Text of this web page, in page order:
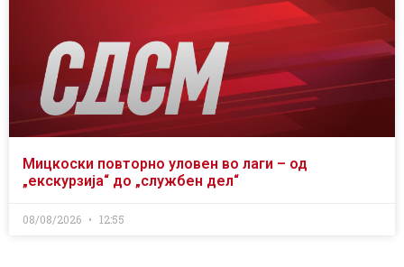
Мицкоски повторно уловен во лаги – од
„екскурзија“ до „службен дел“
08/08/2026 12:55